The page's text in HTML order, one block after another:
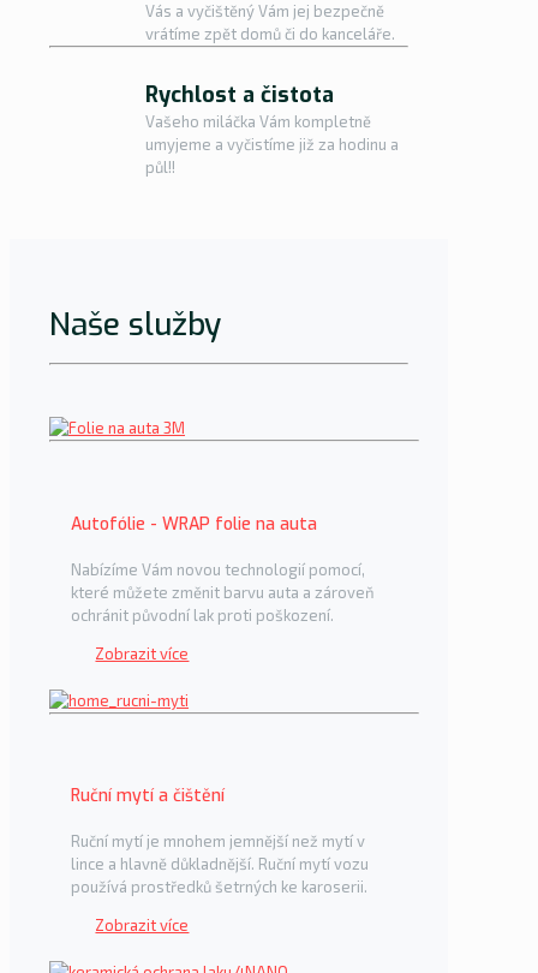
Vás a vyčištěný Vám jej bezpečně
vrátíme zpět domů či do kanceláře.
Rychlost a čistota
Vašeho miláčka Vám kompletně
umyjeme a vyčistíme již za hodinu a
půl!!
Naše služby
Autofólie - WRAP folie na auta
Nabízíme Vám novou technologií pomocí,
které můžete změnit barvu auta a zároveň
ochránit původní lak proti poškození.
Zobrazit více
Ruční mytí a čištění
Ruční mytí je mnohem jemnější než mytí v
lince a hlavně důkladnější. Ruční mytí vozu
používá prostředků šetrných ke karoserii.
Zobrazit více